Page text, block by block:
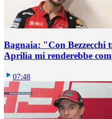
Bagnaia: "Con Bezzecchi
Aprilia mi renderebbe
07:48